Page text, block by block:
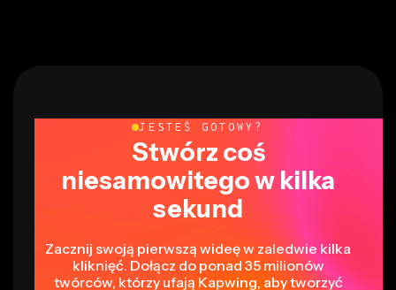
JESTEŚ GOTOWY?
Stwórz coś
niesamowitego w kilka
sekund
Zacznij swoją pierwszą wideę w zaledwie kilka
kliknięć. Dołącz do ponad 35 milionów
twórców, którzy ufają Kapwing, aby tworzyć